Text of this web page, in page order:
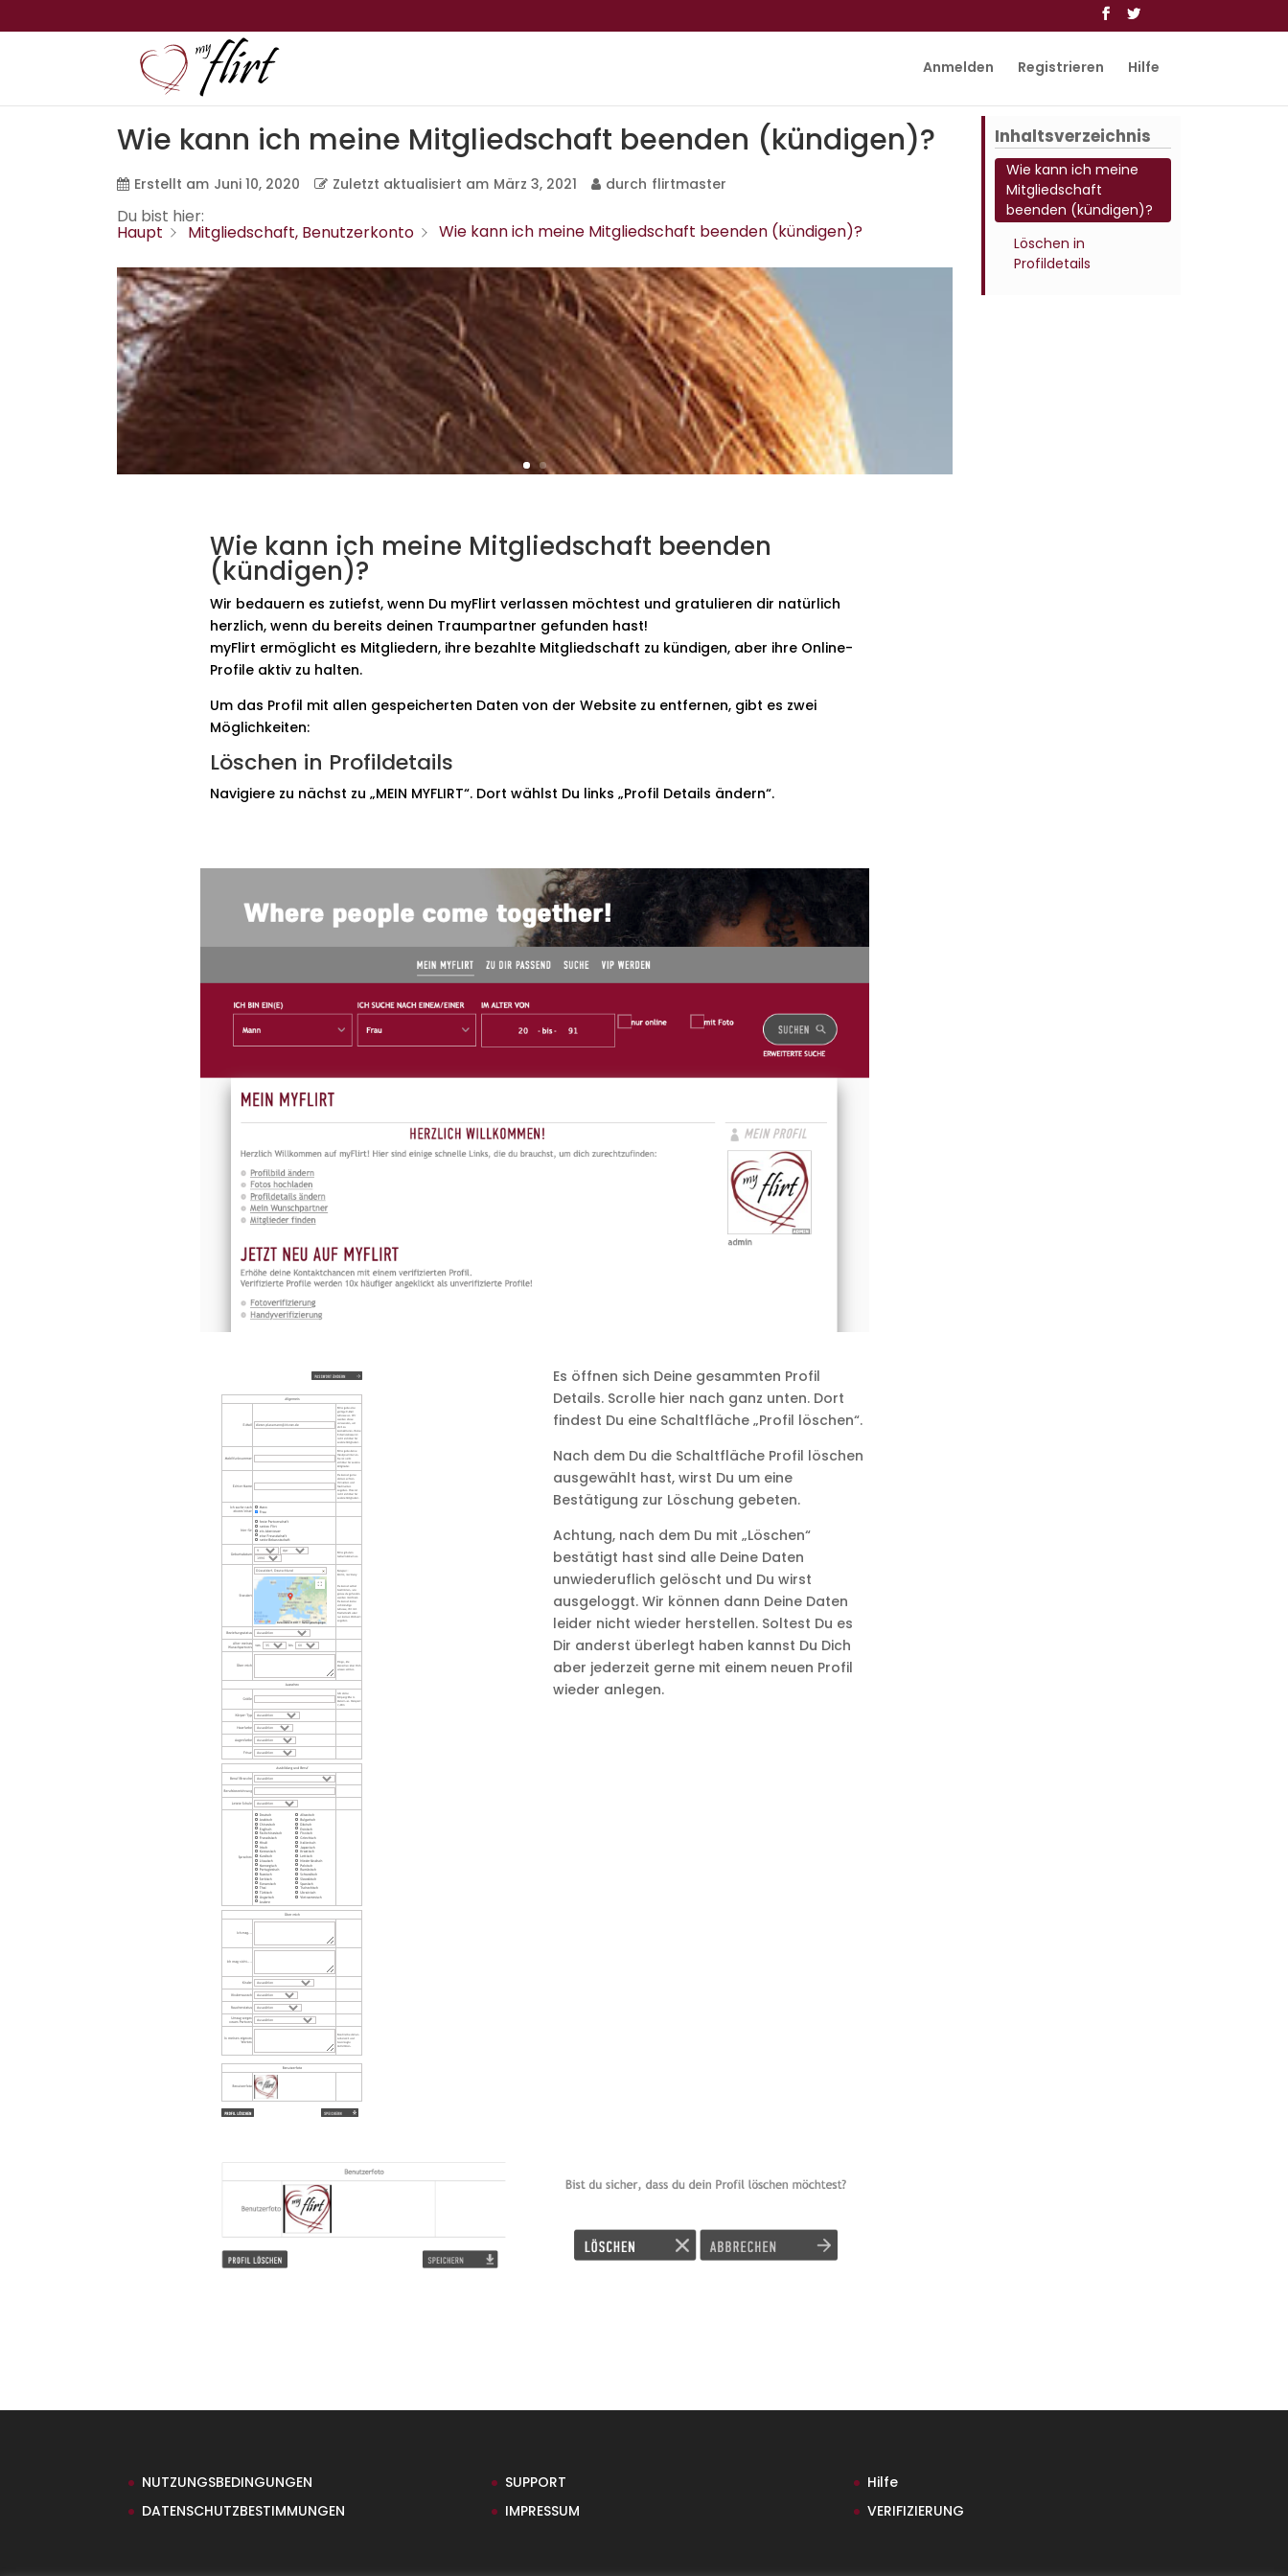
Anmelden Registrieren Hilfe
Wie kann ich meine Mitgliedschaft beenden (kündigen)?
Erstellt am Juni 10, 2020 Zuletzt aktualisiert am März 3, 2021 durch flirtmaster
Du bist hier:
Haupt Mitgliedschaft, Benutzerkonto Wie kann ich meine Mitgliedschaft beenden (kündigen)?
< Alle Themen
Wie kann ich meine Mitgliedschaft beenden
(kündigen)?
Wir bedauern es zutiefst, wenn Du myFlirt verlassen möchtest und gratulieren dir natürlich
herzlich, wenn du bereits deinen Traumpartner gefunden hast!
myFlirt ermöglicht es Mitgliedern, ihre bezahlte Mitgliedschaft zu kündigen, aber ihre Online-
Profile aktiv zu halten.
Um das Profil mit allen gespeicherten Daten von der Website zu entfernen, gibt es zwei
Möglichkeiten:
Löschen in Profildetails
Navigiere zu nächst zu „MEIN MYFLIRT“. Dort wählst Du links „Profil Details ändern“.
Es öffnen sich Deine gesammten Profil
Details. Scrolle hier nach ganz unten. Dort
findest Du eine Schaltfläche „Profil löschen“.
Nach dem Du die Schaltfläche Profil löschen
ausgewählt hast, wirst Du um eine
Bestätigung zur Löschung gebeten.
Achtung, nach dem Du mit „Löschen“
bestätigt hast sind alle Deine Daten
unwiederuflich gelöscht und Du wirst
ausgeloggt. Wir können dann Deine Daten
leider nicht wieder herstellen. Soltest Du es
Dir anderst überlegt haben kannst Du Dich
aber jederzeit gerne mit einem neuen Profil
wieder anlegen.
Inhaltsverzeichnis
Wie kann ich meine
Mitgliedschaft
beenden (kündigen)?
Löschen in
Profildetails
NUTZUNGSBEDINGUNGEN
DATENSCHUTZBESTIMMUNGEN
SUPPORT
IMPRESSUM
Hilfe
VERIFIZIERUNG